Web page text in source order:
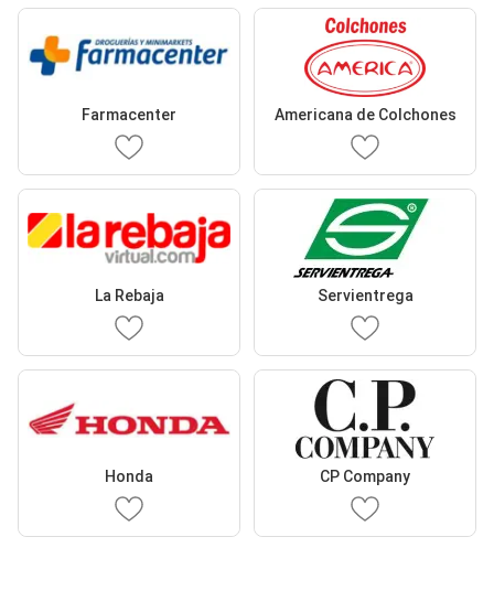
Farmacenter Americana de Colchones
La Rebaja Servientrega
Honda CP Company